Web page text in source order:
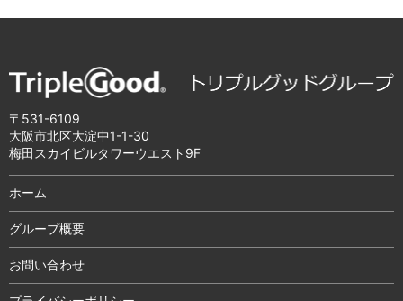
〒531-6109
大阪市北区大淀中1-1-30
梅田スカイビルタワーウエスト9F
ホーム
グループ概要
お問い合わせ